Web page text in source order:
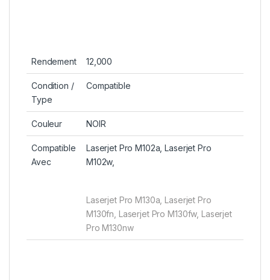
Rendement 12,000
Condition /
Type
Compatible
Couleur NOIR
Compatible
Avec
Laserjet Pro M102a, Laserjet Pro
M102w,
Laserjet Pro M130a, Laserjet Pro
M130fn, Laserjet Pro M130fw, Laserjet
Pro M130nw